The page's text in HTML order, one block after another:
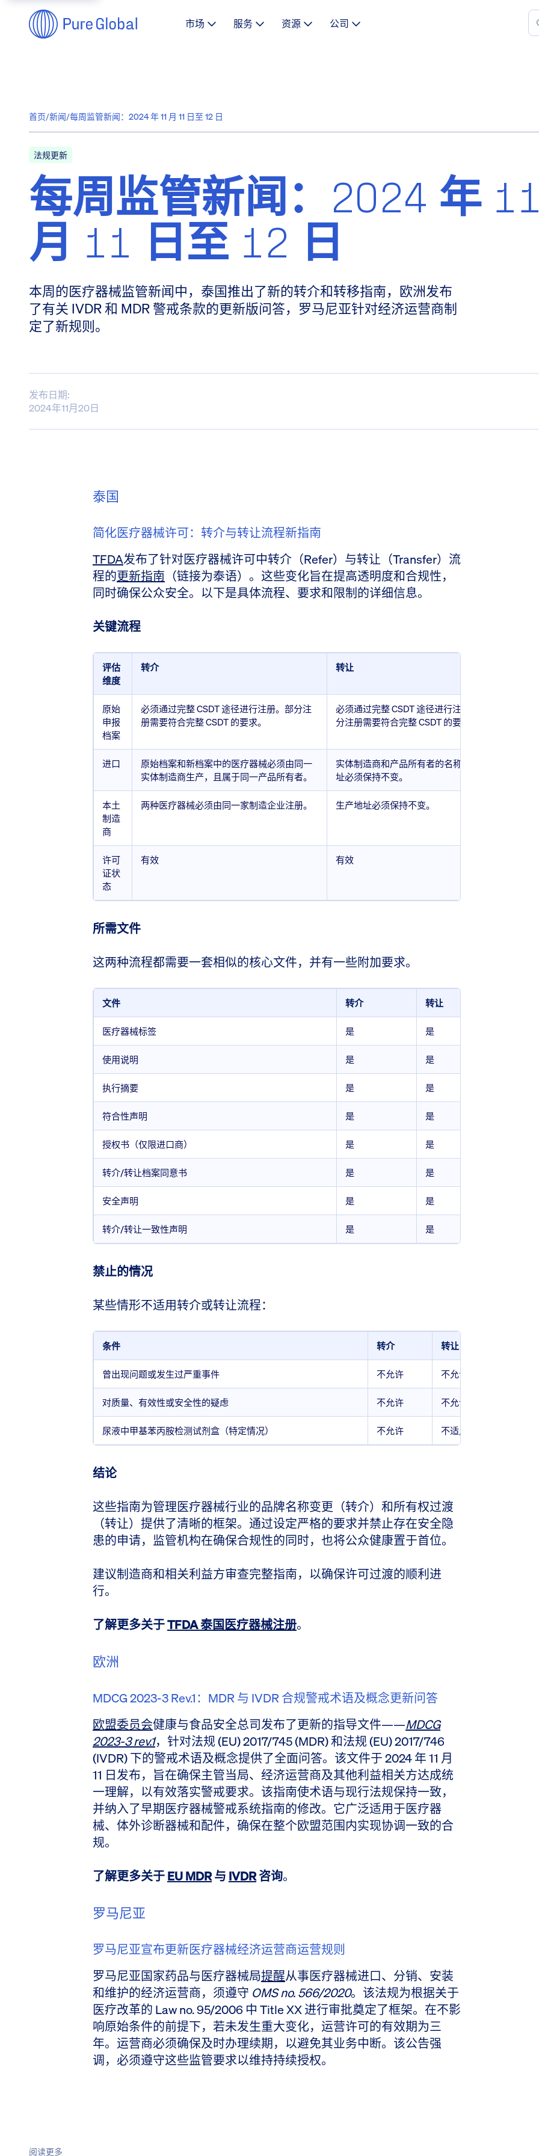
市场 服务 资源 公司
首页/新闻/每周监管新闻：2024 年 11 月 11 日至 12 日
法规更新
每周监管新闻：2024 年
月 11 日至 12 日
本周的医疗器械监管新闻中，泰国推出了新的转介和转移指南，欧洲发布
了有关 IVDR 和 MDR 警戒条款的更新版问答，罗马尼亚针对经济运营商制
定了新规则。
发布日期:
2024年11月20日
泰国
简化医疗器械许可：转介与转让流程新指南
TFDA发布了针对医疗器械许可中转介（Refer）与转让（Transfer）流
程的更新指南 （链接为泰语）。这些变化旨在提高透明度和合规性，
同时确保公众安全。以下是具体流程、要求和限制的详细信息。
关键流程
评估
维度
转介 转让
原始
申报
档案
必须通过完整 CSDT 途径进行注册。部分注
册需要符合完整 CSDT 的要求。
必须通过完整 CSDT 途径进行注册。部
分注册需要符合完整 CSDT 的要求。
进口
原始档案和新档案中的医疗器械必须由同一
实体制造商生产，且属于同一产品所有者。
实体制造商和产品所有者的名称和地
址必须保持不变。
本土
制造
商
两种医疗器械必须由同一家制造企业注册。 生产地址必须保持不变。
许可
证状
态
有效 有效
所需文件
这两种流程都需要一套相似的核心文件，并有一些附加要求。
文件 转介 转让
医疗器械标签 是 是
使用说明 是 是
执行摘要 是 是
符合性声明 是 是
授权书（仅限进口商） 是 是
转介/转让档案同意书 是 是
安全声明 是 是
转介/转让一致性声明 是 是
禁止的情况
某些情形不适用转介或转让流程：
条件 转介 转让
曾出现问题或发生过严重事件 不允许 不允许
对质量、有效性或安全性的疑虑 不允许 不允许
尿液中甲基苯丙胺检测试剂盒（特定情况） 不允许 不适用
结论
这些指南为管理医疗器械行业的品牌名称变更（转介）和所有权过渡
（转让）提供了清晰的框架。通过设定严格的要求并禁止存在安全隐
患的申请，监管机构在确保合规性的同时，也将公众健康置于首位。
建议制造商和相关利益方审查完整指南，以确保许可过渡的顺利进
行。
了解更多关于TFDA 泰国医疗器械注册。
欧洲
MDCG 2023-3 Rev.1：MDR 与 IVDR 合规警戒术语及概念更新问答
欧盟委员会健康与食品安全总司发布了更新的指导文件——MDCG
2023-3 rev.1，针对法规 (EU) 2017/745 (MDR) 和法规 (EU) 2017/746
(IVDR) 下的警戒术语及概念提供了全面问答。该文件于 2024 年 11 月
11 日发布，旨在确保主管当局、经济运营商及其他利益相关方达成统
一理解，以有效落实警戒要求。该指南使术语与现行法规保持一致，
并纳入了早期医疗器械警戒系统指南的修改。它广泛适用于医疗器
械、体外诊断器械和配件，确保在整个欧盟范围内实现协调一致的合
规。
了解更多关于EU MDR与 IVDR咨询。
罗马尼亚
罗马尼亚宣布更新医疗器械经济运营商运营规则
罗马尼亚国家药品与医疗器械局提醒从事医疗器械进口、分销、安装
和维护的经济运营商，须遵守 OMS no. 566/2020。该法规为根据关于
医疗改革的 Law no. 95/2006 中 Title XX 进行审批奠定了框架。在不影
响原始条件的前提下，若未发生重大变化，运营许可的有效期为三
年。运营商必须确保及时办理续期，以避免其业务中断。该公告强
调，必须遵守这些监管要求以维持持续授权。
阅读更多